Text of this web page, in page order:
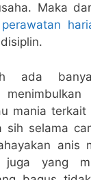
Maka
perawatan
ada
mania
sih selama
anis
yang